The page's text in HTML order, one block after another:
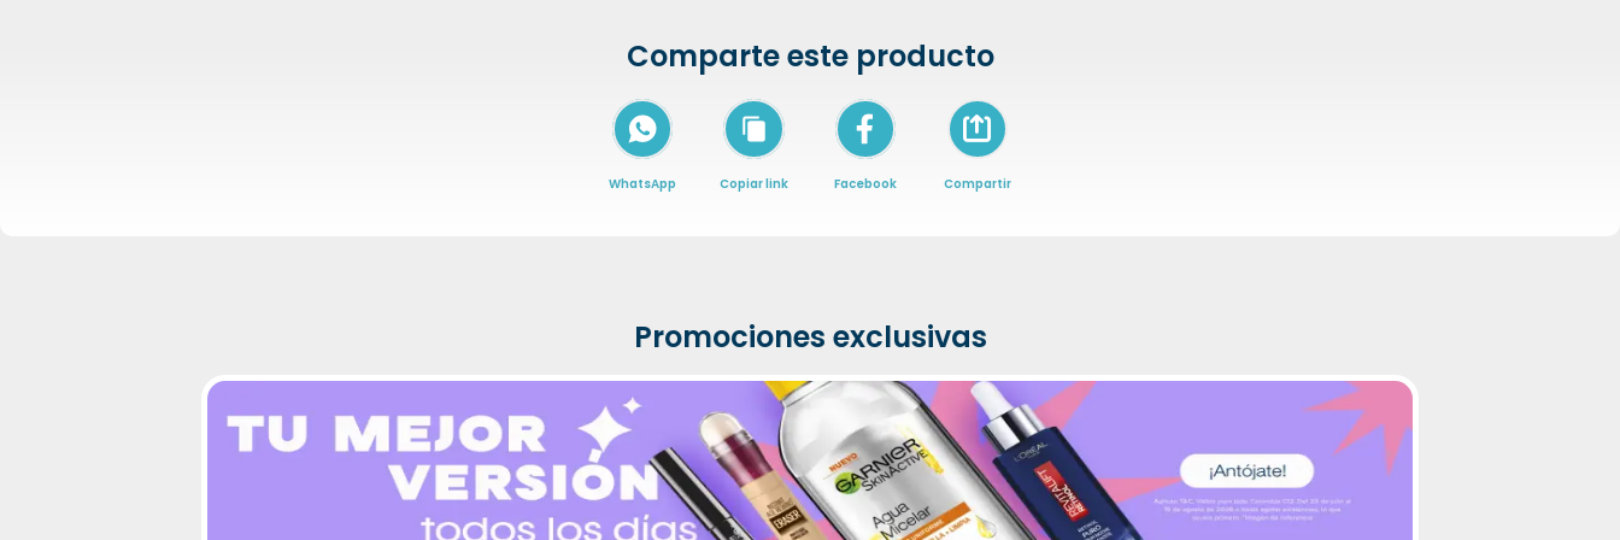
Comparte este producto
WhatsApp Copiar link Facebook
Icon of arrow-up-from-square
Compartir
Promociones exclusivas